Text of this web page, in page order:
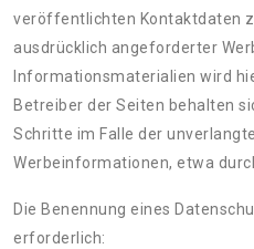
veröffentlichten Kontaktdaten
ausdrücklich angeforderter
Informationsmaterialien wird
Betreiber der Seiten behalten
Schritte im Falle der
Werbeinformationen, etwa
Die Benennung eines
erforderlich: